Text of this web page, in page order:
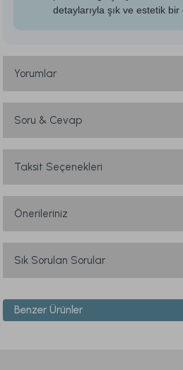
detaylarıyla şık ve estetik
Yorumlar
Soru & Cevap
Ürün hakkında henüz
Taksit Seçenekleri
Önerileriniz
iletebilirsiniz.
Görüş ve önerileriniz için teşekkür ederiz.
Ürün resmi kalitesiz, bozuk veya
Sık Sorulan Sorular
1. ÜYELİK
Benzer Ürünler